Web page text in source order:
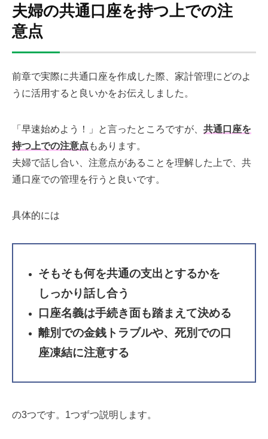
夫婦の共通口座を持つ上での注
意点
前章で実際に共通口座を作成した際、家計管理にどのよ
うに活用すると良いかをお伝えしました。
「早速始めよう！」と言ったところですが、 共通口座を
持つ上での注意点 もあります。
夫婦で話し合い、注意点があることを理解した上で、共
通口座での管理を行うと良いです。
具体的には
そもそも何を共通の支出とするかを
しっかり話し合う
口座名義は手続き面も踏まえて決める
離別での金銭トラブルや、死別での口
座凍結に注意する
の3つです。1つずつ説明します。